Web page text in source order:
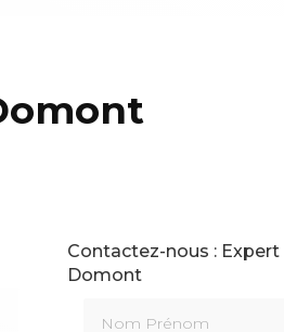
Contactez-nous :
Domont